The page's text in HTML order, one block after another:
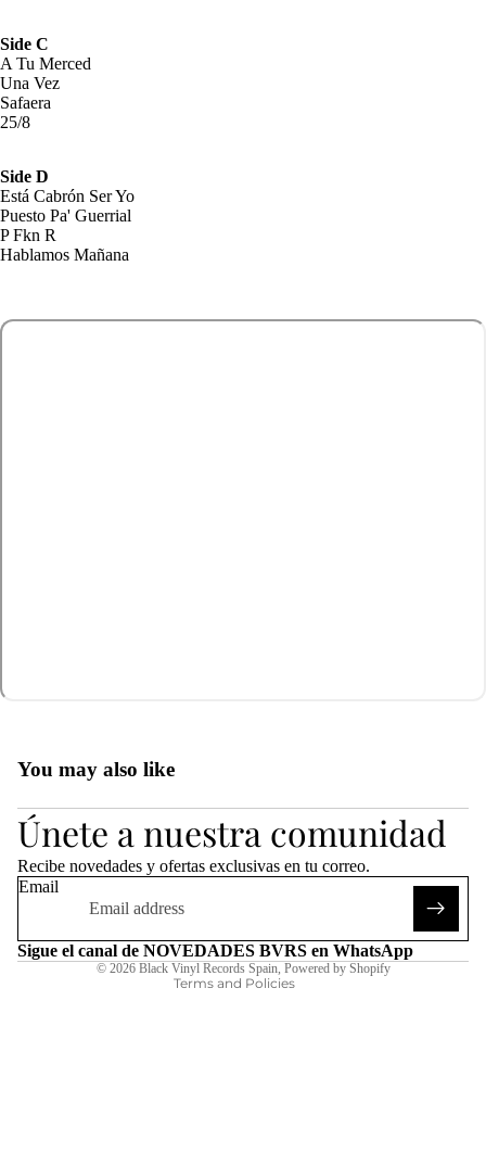
Side C
A Tu Merced
Una Vez
Safaera
25/8
Side D
Está Cabrón Ser Yo
Puesto Pa' Guerrial
P Fkn R
Hablamos Mañana
You may also like
Únete a nuestra comunidad
Recibe novedades y ofertas exclusivas en tu correo.
Email
Sigue el canal de NOVEDADES BVRS en WhatsApp
© 2026 Black Vinyl Records Spain, Powered by Shopify
Terms and Policies
Legal notice
Contact information